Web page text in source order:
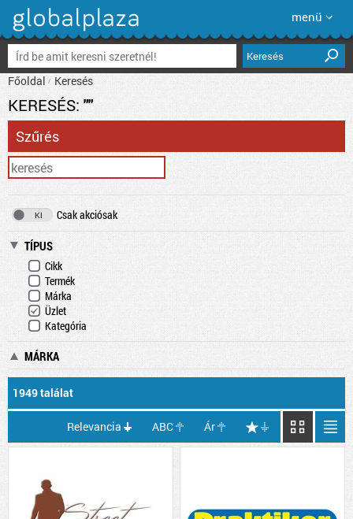
menü
Keresés
Főoldal Keresés
KERESÉS: ""
Szűrés
Csak akciósak
TÍPUS
Cikk
Termék
Márka
Üzlet
Kategória
MÁRKA
1949 találat
Relevancia ABC Ár